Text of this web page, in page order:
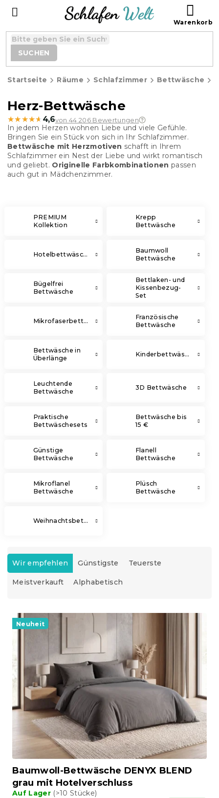
SUCHEN
Startseite Räume Schlafzimmer Bettwäsche
Herz-Bettwäsche
★★★★★
★★★★★ 4,6von 44 206 Bewertungen
In jedem Herzen wohnen Liebe und viele Gefühle.
Bringen Sie ein Stück von sich in Ihr Schlafzimmer.
Bettwäsche mit Herzmotiven schafft in Ihrem
Schlafzimmer ein Nest der Liebe und wirkt romantisch
und geliebt. Originelle Farbkombinationen passen
auch gut in Mädchenzimmer.
PREMIUM
Kollektion
Krepp
Bettwäsche
Hotelbettwäsche
Baumwoll
Bettwäsche
Bügelfrei
Bettwäsche
Bettlaken- und
Kissenbezug-
Set
Mikrofaserbettwäsche
Französische
Bettwäsche
Bettwäsche in
Überlänge
Kinderbettwäsche
Leuchtende
Bettwäsche
3D Bettwäsche
Praktische
Bettwäschesets
Bettwäsche bis
15 €
Günstige
Bettwäsche
Flanell
Bettwäsche
Mikroflanel
Bettwäsche
Plüsch
Bettwäsche
Weihnachtsbettwäsche
P
o
d
e
n
Wir empfehlen Günstigste Teuerste
Meistverkauft Alphabetisch
d
e
e
Neuheit
Baumwoll-Bettwäsche DENYX BLEND
grau mit Hotelverschluss
Auf Lager (>10 Stücke)